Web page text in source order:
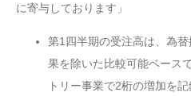
に寄与しております」
第1四半期の受注高は、為
果を除いた比較可能ベース
トリー事業で2桁の増加を